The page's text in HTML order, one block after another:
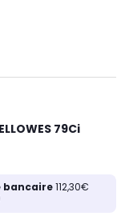
79Ci
bancaire112,30€